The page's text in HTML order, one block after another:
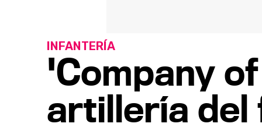
'Company
artillería del
INFANTERÍA